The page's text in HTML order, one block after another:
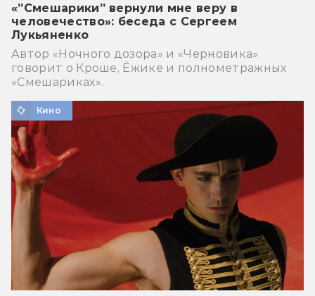
«”Смешарики” вернули мне веру в
человечество»: беседа с Сергеем
Лукьяненко
Автор «Ночного дозора» и «Черновика»
говорит о Кроше, Ёжике и полнометражных
«Смешариках».
Кино